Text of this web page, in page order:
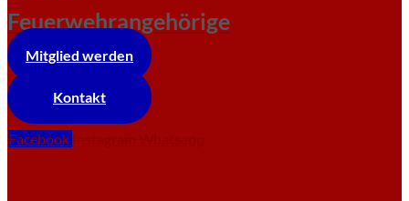
Feuerwehrangehörige
Mitglied werden
Kontakt
Facebook